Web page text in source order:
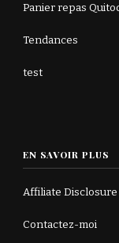
Panier repas
Tendances
test
EN SAVOIR PLUS
Affiliate Disclosure
Contactez-moi